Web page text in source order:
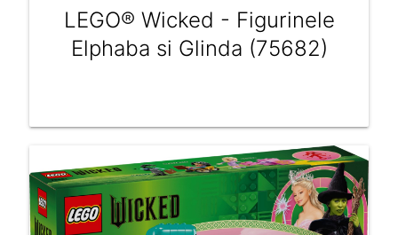
LEGO® Wicked - Figurinele
Elphaba si Glinda (75682)